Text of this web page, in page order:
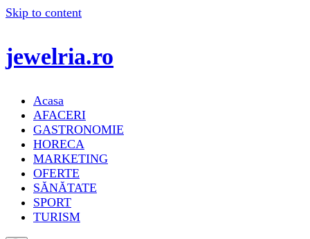
Skip to content
jewelria.ro
Acasa
AFACERI
GASTRONOMIE
HORECA
MARKETING
OFERTE
SĂNĂTATE
SPORT
TURISM